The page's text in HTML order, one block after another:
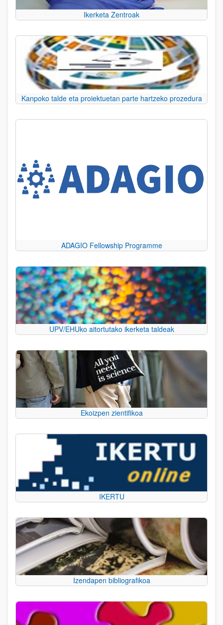
Ikerketa Zentroak
Kanpoko talde eta proiektuetan parte hartzeko prozedura
ADAGIO Fellowship Programme
UPV/EHUko aitortutako ikerketa taldeak
Ekoizpen zientifikoa
IKERTU
Izendapen bibliografikoa